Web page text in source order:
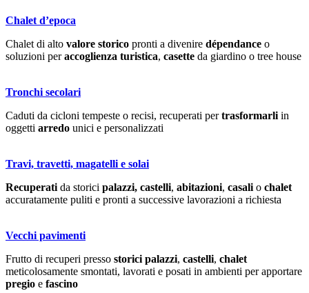
Chalet d’epoca
Chalet di alto valore storico pronti a divenire dépendance o
soluzioni peraccoglienza turistica, casette da giardino o tree house
Tronchi secolari
Caduti da cicloni tempeste o recisi, recuperati pertrasformarli in
oggetti arredo unici e personalizzati
Travi, travetti, magatelli e solai
Recuperati da storici palazzi, castelli, abitazioni, casali o chalet
accuratamente puliti e pronti a successive lavorazioni a richiesta
Vecchi pavimenti
Frutto di recuperi presso storici palazzi, castelli, chalet
meticolosamente smontati, lavorati e posati in ambienti per apportare
pregio e fascino